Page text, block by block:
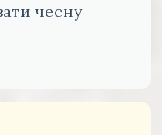
чесну